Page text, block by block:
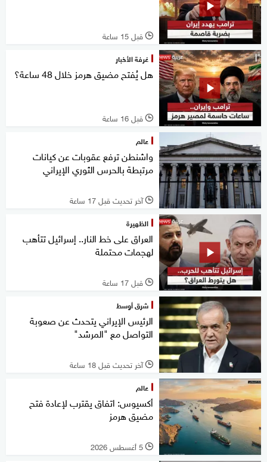
l قبل 15 ساعة
غرفة الأخبار
هل يُفتح مضيق هرمز خلال 48 ساعة؟
l قبل 16 ساعة
عالم
واشنطن ترفع عقوبات عن كيانات
مرتبطة بالحرس الثوري الإيراني
l آخر تحديث قبل 17 ساعة
الظهيرة
العراق على خط النار.. إسرائيل تتأهب
لهجمات محتملة
l قبل 17 ساعة
شرق أوسط
الرئيس الإيراني يتحدث عن صعوبة
التواصل مع "المرشد"
l آخر تحديث قبل 18 ساعة
عالم
أكسيوس: اتفاق يقترب لإعادة فتح
مضيق هرمز
l 5 أغسطس 2026